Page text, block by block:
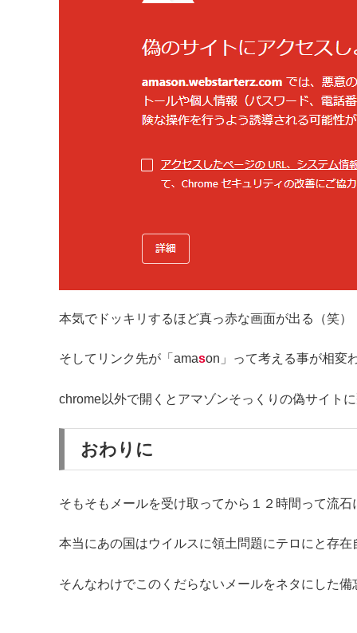
本気でドッキリするほど真っ赤な画面が出る（笑）
そしてリンク先が「amason」って考える事が相変
chrome以外で開くとアマゾンそっくりの偽サイト
おわりに
そもそもメールを受け取ってから１２時間って流
本当にあの国はウイルスに領土問題にテロにと存在
そんなわけでこのくだらないメールをネタにした備